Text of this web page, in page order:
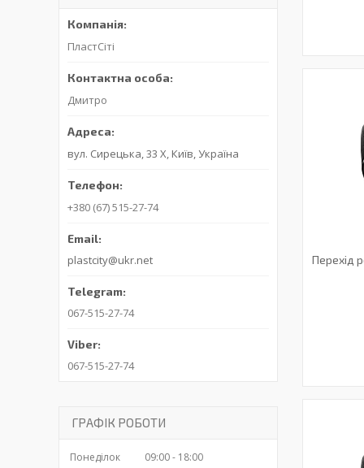
Перехід
ПластСіті
Дмитро
вул. Сирецька, 33 Х, Київ, Україна
+380 (67) 515-27-74
plastcity@ukr.net
067-515-27-74
067-515-27-74
ГРАФІК РОБОТИ
Понеділок 09:00
18:00